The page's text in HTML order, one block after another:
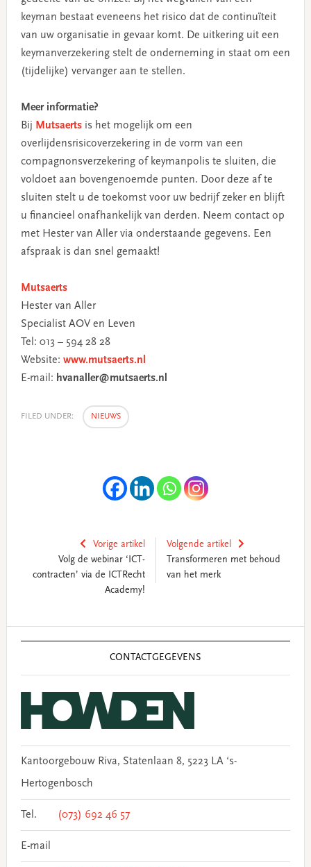
keyman bestaat eveneens het risico dat de continuïteit
van uw organisatie in gevaar komt. De uitkering uit een
keymanverzekering stelt de onderneming in staat om een
(tijdelijke) vervanger aan te stellen.
Meer informatie?
Bij Mutsaertsis het mogelijk om een
overlijdensrisicoverzekering in de vorm van een
compagnonsverzekering of keymanpolis te sluiten, die
voldoet aan bovengenoemde punten. Door deze af te
sluiten stelt u de toekomst voor uw bedrijf zeker en blijft
u financieel onafhankelijk van derden. Neem contact op
met Hester van Aller via onderstaande gegevens. Een
afspraak is dan snel gemaakt!
Mutsaerts
Hester van Aller
Specialist AOV en Leven
Tel: 013 – 594 28 28
Website: www.mutsaerts.nl
E-mail: hvanaller@mutsaerts.nl
FILED UNDER: NIEUWS
Vorige artikel
Volg de webinar ‘ICT-
contracten’ via de ICTRecht
Academy!
Volgende artikel
Transformeren met behoud
van het merk
CONTACTGEGEVENS
Kantoorgebouw Riva, Statenlaan 8, 5223 LA ‘s-
Hertogenbosch
Tel. (073) 692 46 57
E-mail